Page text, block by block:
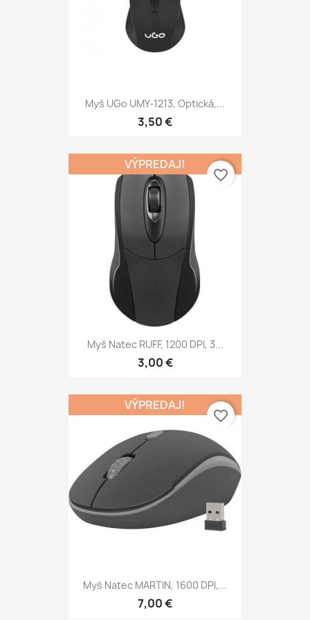
Myš UGo UMY-1213, Optická,...
3,50 €
Myš Natec RUFF, 1200 DPI, 3...
3,00 €
VÝPREDAJ!
favorite_border
Myš Natec MARTIN, 1600 DPI,...
7,00 €
VÝPREDAJ!
favorite_border